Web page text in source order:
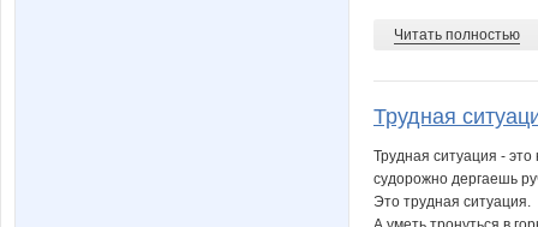
Читать полностью
Трудная
Трудная ситуация -
судорожно дергаешь
Это трудная ситуация.